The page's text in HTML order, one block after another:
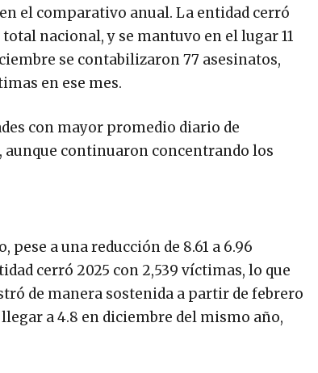
el comparativo anual. La entidad cerró
nacional, y se mantuvo en el lugar 11
se contabilizaron 77 asesinatos,
en ese mes.
con mayor promedio diario de
continuaron concentrando los
a una reducción de 8.61 a 6.96
cerró 2025 con 2,539 víctimas, lo que
de manera sostenida a partir de febrero
a 4.8 en diciembre del mismo año,